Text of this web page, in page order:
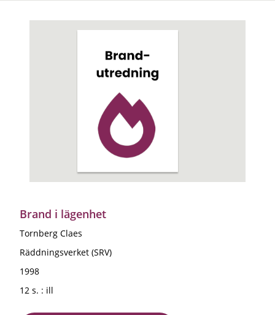
Brand i lägenhet
Tornberg Claes
Räddningsverket (SRV)
1998
12 s. : ill